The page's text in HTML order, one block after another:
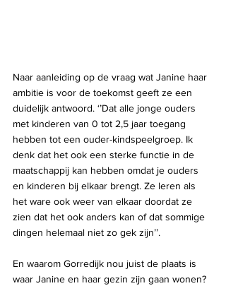
Naar aanleiding op de vraag wat Janine haar
ambitie is voor de toekomst geeft ze een
duidelijk antwoord. ‘’Dat alle jonge ouders
met kinderen van 0 tot 2,5 jaar toegang
hebben tot een ouder-kindspeelgroep. Ik
denk dat het ook een sterke functie in de
maatschappij kan hebben omdat je ouders
en kinderen bij elkaar brengt. Ze leren als
het ware ook weer van elkaar doordat ze
zien dat het ook anders kan of dat sommige
dingen helemaal niet zo gek zijn’’.
En waarom Gorredijk nou juist de plaats is
waar Janine en haar gezin zijn gaan wonen?